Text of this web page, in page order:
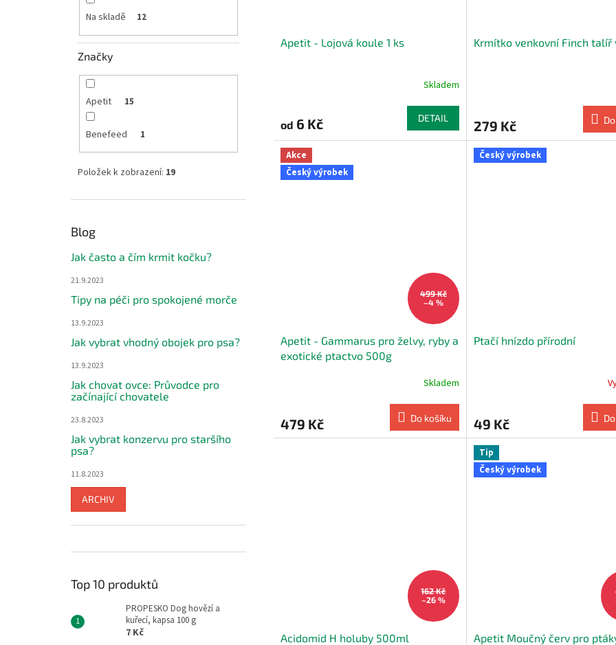
Na skladě 12
Značky
Apetit 15
Benefeed 1
Položek k zobrazení: 19
Blog
Jak často a čím krmit kočku?
21.9.2023
Tipy na péči pro spokojené morče
13.9.2023
Jak vybrat vhodný obojek pro psa?
13.9.2023
Jak chovat ovce: Průvodce pro
začínající chovatele
23.8.2023
Jak vybrat konzervu pro staršího
psa?
11.8.2023
ARCHIV
Top 10 produktů
PROPESKO Dog hovězí a
kuřecí, kapsa 100 g
7 Kč
Apetit - Lojová koule 1 ks
je
5,0
z
5
hvězdiček.
Skladem
od 6 Kč DETAIL
Krmítko venkovní Finch talíř
279 Kč
Akce
Český výrobek
499 Kč
–4 %
Apetit - Gammarus pro želvy, ryby a
exotické ptactvo 500g
Skladem
479 Kč Do košíku
Český výrobek
Ptačí hnízdo přírodní
49 Kč
162 Kč
–26 %
Acidomid H holuby 500ml
Tip
Český výrobek
Apetit Moučný červ pro